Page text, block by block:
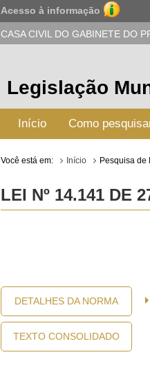
Acesso à informação
CASA CIVIL DO GABINETE DO
Legislação
Início Como
Você está em: Início Pesquisa de
LEI Nº 14.141 DE
DETALHES DA NORMA
TEXTO CONSOLIDADO